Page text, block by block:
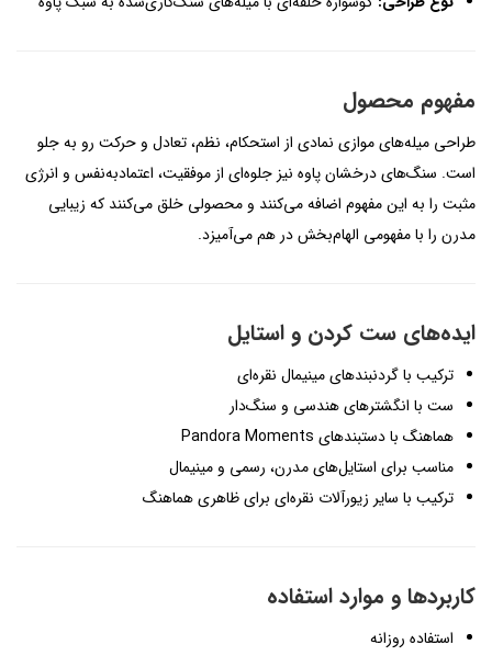
مفهوم محصول
طراحی میله‌های موازی نمادی از استحکام، نظم، تعادل و حرکت رو به جلو
است. سنگ‌های درخشان پاوه نیز جلوه‌ای از موفقیت، اعتمادبه‌نفس و انرژی
مثبت را به این مفهوم اضافه می‌کنند و محصولی خلق می‌کنند که زیبایی
مدرن را با مفهومی الهام‌بخش در هم می‌آمیزد.
ایده‌های ست کردن و استایل
ترکیب با گردنبندهای مینیمال نقره‌ای
ست با انگشترهای هندسی و سنگ‌دار
هماهنگ با دستبندهای Pandora Moments
مناسب برای استایل‌های مدرن، رسمی و مینیمال
ترکیب با سایر زیورآلات نقره‌ای برای ظاهری هماهنگ
کاربردها و موارد استفاده
استفاده روزانه